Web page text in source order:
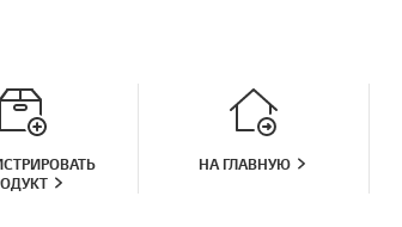
НА ГЛАВНУЮ